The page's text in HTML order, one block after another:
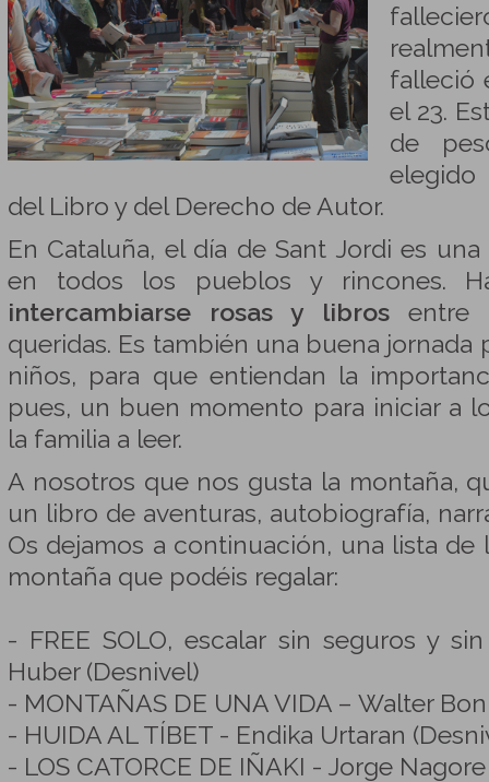
falleció
el 23.
de
del Libro y del Derecho de Autor.
En Cataluña, el día de Sant Jordi es
en todos los pueblos y rincones.
intercambiarse rosas y libros entre
queridas. Es también una buena jornada
niños, para que entiendan la
pues, un buen momento para iniciar a
la familia a leer.
A nosotros que nos gusta la montaña,
un libro de aventuras, autobiografía,
Os dejamos a continuación, una lista de
montaña que podéis regalar:
- FREE SOLO, escalar sin seguros y
Huber (Desnivel)
- MONTAÑAS DE UNA VIDA – Walter
- HUIDA AL TÍBET - Endika Urtaran
- LOS CATORCE DE IÑAKI - Jorge Nagore